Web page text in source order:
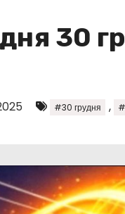
дня 30
#30 грудня ,